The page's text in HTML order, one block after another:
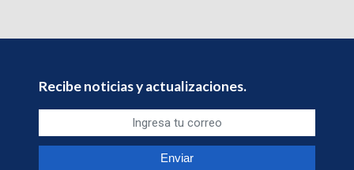
Recibe noticias y actualizaciones.